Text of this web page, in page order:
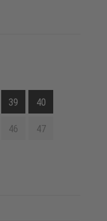
39 40
46 47